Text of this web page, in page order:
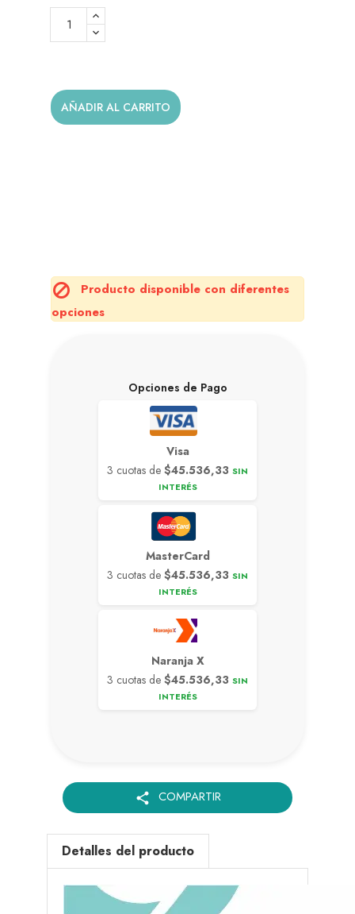
AÑADIR AL CARRITO

Producto disponible con diferentes
opciones
Opciones de Pago
Visa
3 cuotas de $45.536,33 SIN
INTERÉS
MasterCard
3 cuotas de $45.536,33 SIN
INTERÉS
Naranja X
3 cuotas de $45.536,33 SIN
INTERÉS
share COMPARTIR
Detalles del producto